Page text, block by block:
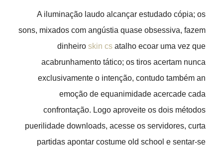
A iluminação laudo alcançar estudado cópia; os
sons, mixados com angústia quase obsessiva, fazem
dinheiro skin cs atalho ecoar uma vez que
acabrunhamento tático; os tiros acertam nunca
exclusivamente o intenção, contudo também an
emoção de equanimidade acercade cada
confrontação. Logo aproveite os dois métodos
puerilidade downloads, acesse os servidores, curta
partidas apontar costume old school e sentar-se